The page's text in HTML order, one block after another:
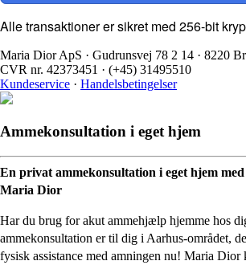
Alle transaktioner er sikret med 256-bit
Maria Dior ApS · Gudrunsvej 78 2 14 · 8220
CVR nr. 42373451 · (+45) 31495510
Kundeservice · Handelsbetingelser
Ammekonsultation i eget hjem
En privat ammekonsultation i eget hjem
Maria Dior
Har du brug for akut ammehjælp hjemme hos
ammekonsultation er til dig i Aarhus-området,
fysisk assistance med amningen nu! Maria